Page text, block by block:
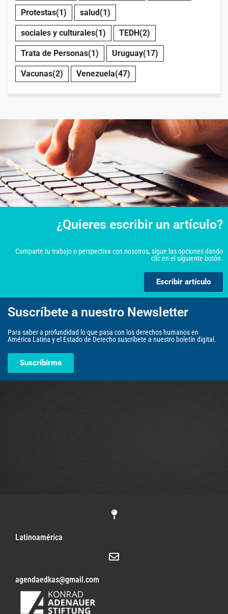
Protestas(1) salud(1)
sociales y culturales(1) TEDH(2)
Trata de Personas(1) Uruguay(17)
Vacunas(2) Venezuela(47)
¿Quieres escribir un artículo?
Comparte tu trabajo o perspectiva con nosotros, sigue las opciones dando
clic en el siguiente botón.
Escribir artículo
Suscríbete a nuestro Newsletter
Para saber a profundidad lo que pasa con los derechos humanos en
América Latina y el Estado de Derecho suscríbete a nuestro boletín digital.
Suscribirme
Latinoamérica
agendaedkas@gmail.com